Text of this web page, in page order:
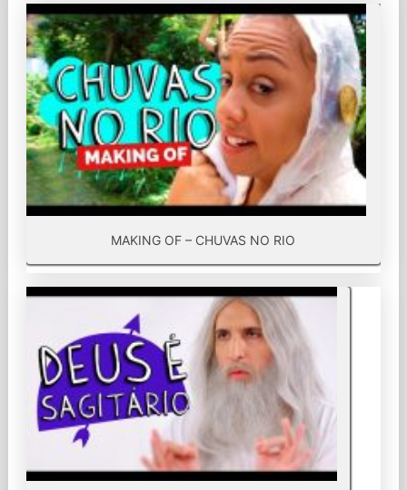
MAKING OF – CHUVAS NO RIO